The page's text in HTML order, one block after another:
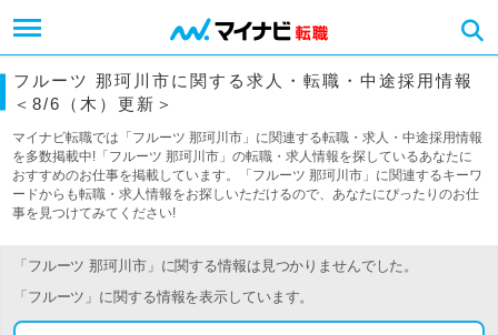
フルーツ 那珂川市に関する求人・転職・中途採用情報
＜8/6（木）更新＞
マイナビ転職では「フルーツ 那珂川市」に関連する転職・求人・中途採用情報
を多数掲載中!「フルーツ 那珂川市」の転職・求人情報を探しているあなたに
おすすめのお仕事を掲載しています。「フルーツ 那珂川市」に関連するキーワ
ードからも転職・求人情報をお探しいただけるので、あなたにぴったりのお仕
事を見つけてみてください!
「フルーツ 那珂川市」に関する情報は見つかりませんでした。
「フルーツ」に関する情報を表示しています。